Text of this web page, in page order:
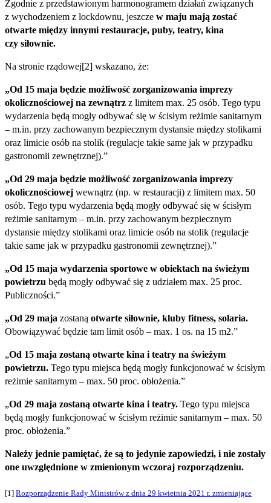
Zgodnie z przedstawionym harmonogramem działań związanych
z wychodzeniem z lockdownu, jeszcze w maju mają zostać
otwarte między innymi restauracje, puby, teatry, kina
czy siłownie.
Na stronie rządowej[2] wskazano, że:
„Od 15 maja będzie możliwość zorganizowania imprezy
okolicznościowej na zewnątrz z limitem max. 25 osób. Tego typu
wydarzenia będą mogły odbywać się w ścisłym reżimie sanitarnym
– m.in. przy zachowanym bezpiecznym dystansie między stolikami
oraz limicie osób na stolik (regulacje takie same jak w przypadku
gastronomii zewnętrznej).”
„Od 29 maja będzie możliwość zorganizowania imprezy
okolicznościowej wewnątrz (np. w restauracji) z limitem max. 50
osób. Tego typu wydarzenia będą mogły odbywać się w ścisłym
reżimie sanitarnym – m.in. przy zachowanym bezpiecznym
dystansie między stolikami oraz limicie osób na stolik (regulacje
takie same jak w przypadku gastronomii zewnętrznej).”
„Od 15 maja wydarzenia sportowe w obiektach na świeżym
powietrzu będą mogły odbywać się z udziałem max. 25 proc.
Publiczności.”
„Od 29 maja zostaną otwarte siłownie, kluby fitness, solaria.
Obowiązywać będzie tam limit osób – max. 1 os. na 15 m2.”
„Od 15 maja zostaną otwarte kina i teatry na świeżym
powietrzu. Tego typu miejsca będą mogły funkcjonować w ścisłym
reżimie sanitarnym – max. 50 proc. obłożenia.”
„Od 29 maja zostaną otwarte kina i teatry. Tego typu miejsca
będą mogły funkcjonować w ścisłym reżimie sanitarnym – max. 50
proc. obłożenia.”
Należy jednie pamiętać, że są to jedynie zapowiedzi, i nie zostały
one uwzględnione w zmienionym wczoraj rozporządzeniu.
[1] Rozporządzenie Rady Ministrów z dnia 29 kwietnia 2021 r. zmieniające